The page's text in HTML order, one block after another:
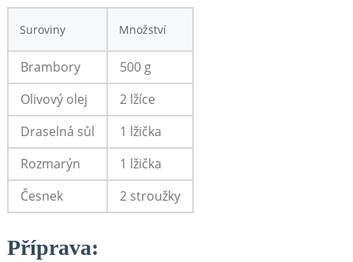
Suroviny Množství
Brambory
500 g
Olivový olej
2 lžíce
Draselná sůl
1 lžička
Rozmarýn
1 lžička
Česnek
2 stroužky
Příprava: